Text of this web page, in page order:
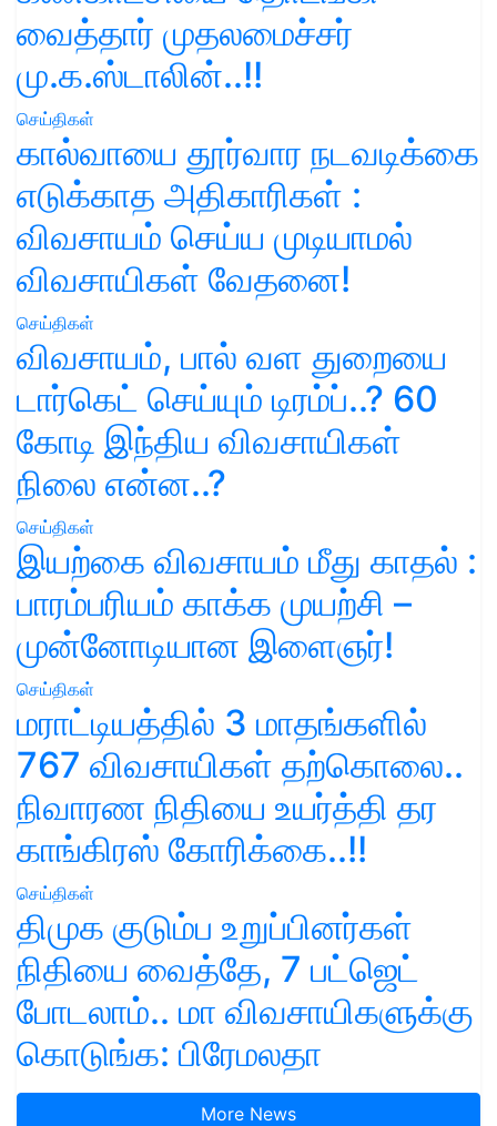
வைத்தார் முதலமைச்சர்
மு.க.ஸ்டாலின்..!!
செய்திகள்
கால்வாயை தூர்வார நடவடிக்கை
எடுக்காத அதிகாரிகள் :
விவசாயம் செய்ய முடியாமல்
விவசாயிகள் வேதனை!
செய்திகள்
விவசாயம், பால் வள துறையை
டார்கெட் செய்யும் டிரம்ப்..? 60
கோடி இந்திய விவசாயிகள்
நிலை என்ன..?
செய்திகள்
இயற்கை விவசாயம் மீது காதல் :
பாரம்பரியம் காக்க முயற்சி –
முன்னோடியான இளைஞர்!
செய்திகள்
மராட்டியத்தில் 3 மாதங்களில்
767 விவசாயிகள் தற்கொலை..
நிவாரண நிதியை உயர்த்தி தர
காங்கிரஸ் கோரிக்கை..!!
செய்திகள்
திமுக குடும்ப உறுப்பினர்கள்
நிதியை வைத்தே, 7 பட்ஜெட்
போடலாம்.. மா விவசாயிகளுக்கு
கொடுங்க: பிரேமலதா
More News